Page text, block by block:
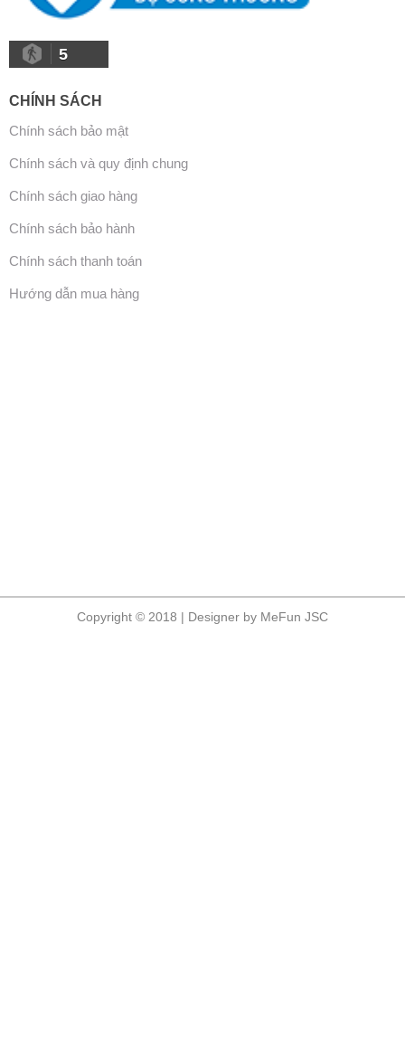
5
CHÍNH SÁCH
Chính sách bảo mật
Chính sách và quy định chung
Chính sách giao hàng
Chính sách bảo hành
Chính sách thanh toán
Hướng dẫn mua hàng
Copyright © 2018 | Designer by MeFun JSC